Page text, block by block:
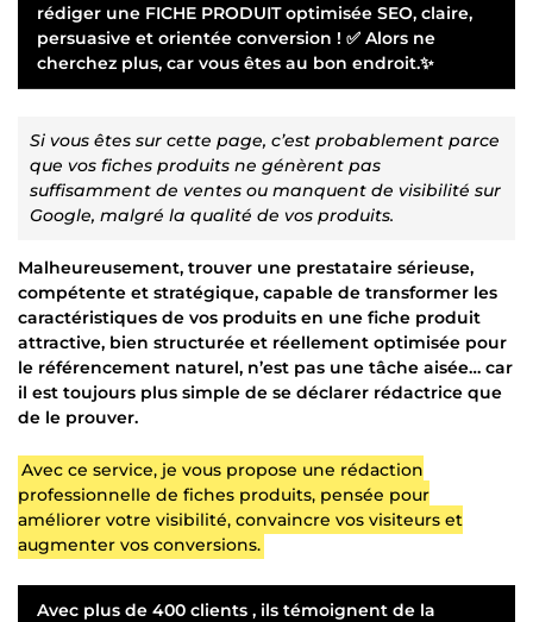
rédiger une FICHE PRODUIT optimisée SEO, claire,
persuasive et orientée conversion ! ✅ Alors ne
cherchez plus, car vous êtes au bon endroit.✨
Si vous êtes sur cette page, c’est probablement parce
que vos fiches produits ne génèrent pas
suffisamment de ventes ou manquent de visibilité sur
Google, malgré la qualité de vos produits.
Malheureusement, trouver une prestataire sérieuse,
compétente et stratégique, capable de transformer les
caractéristiques de vos produits en une fiche produit
attractive, bien structurée et réellement optimisée pour
le référencement naturel, n’est pas une tâche aisée… car
il est toujours plus simple de se déclarer rédactrice que
de le prouver.
Avec ce service, je vous propose une rédaction
professionnelle de fiches produits, pensée pour
améliorer votre visibilité, convaincre vos visiteurs et
augmenter vos conversions.
Avec plus de 400 clients , ils témoignent de la